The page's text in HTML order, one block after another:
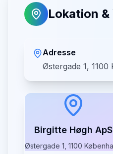
Lokation
Adresse
Østergade 1, 1100
Birgitte Høgh ApS
Østergade 1, 1100